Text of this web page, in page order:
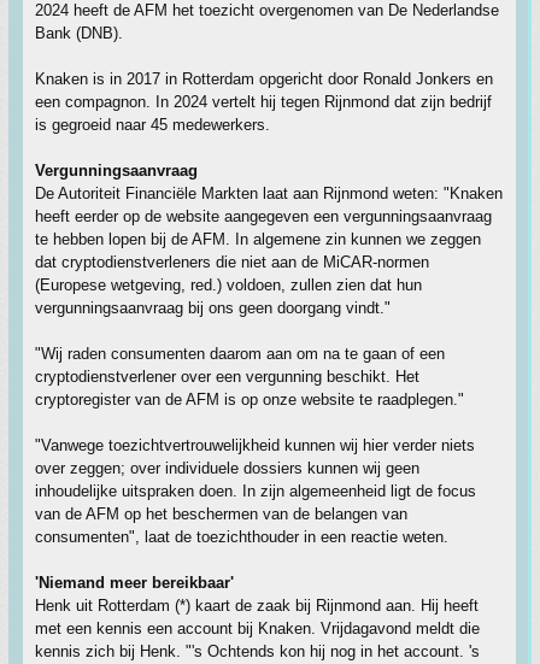
2024 heeft de AFM het toezicht overgenomen van De Nederlandse
Bank (DNB).
Knaken is in 2017 in Rotterdam opgericht door Ronald Jonkers en
een compagnon. In 2024 vertelt hij tegen Rijnmond dat zijn bedrijf
is gegroeid naar 45 medewerkers.
Vergunningsaanvraag
De Autoriteit Financiële Markten laat aan Rijnmond weten: "Knaken
heeft eerder op de website aangegeven een vergunningsaanvraag
te hebben lopen bij de AFM. In algemene zin kunnen we zeggen
dat cryptodienstverleners die niet aan de MiCAR-normen
(Europese wetgeving, red.) voldoen, zullen zien dat hun
vergunningsaanvraag bij ons geen doorgang vindt."
"Wij raden consumenten daarom aan om na te gaan of een
cryptodienstverlener over een vergunning beschikt. Het
cryptoregister van de AFM is op onze website te raadplegen."
"Vanwege toezichtvertrouwelijkheid kunnen wij hier verder niets
over zeggen; over individuele dossiers kunnen wij geen
inhoudelijke uitspraken doen. In zijn algemeenheid ligt de focus
van de AFM op het beschermen van de belangen van
consumenten", laat de toezichthouder in een reactie weten.
'Niemand meer bereikbaar'
Henk uit Rotterdam (*) kaart de zaak bij Rijnmond aan. Hij heeft
met een kennis een account bij Knaken. Vrijdagavond meldt die
kennis zich bij Henk. "'s Ochtends kon hij nog in het account. 's